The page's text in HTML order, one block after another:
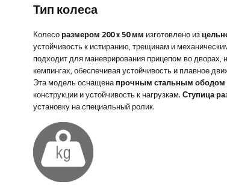
Тип колеса
Колесоразмером 200 x 50 мм изготовлено из
устойчивость к истиранию, трещинам и
подходит для маневрирования прицепом во дворах,
кемпингах, обеспечивая устойчивость и плавное
Эта модель оснащенапрочным стальным ободом
конструкции и устойчивость к нагрузкам. Ступица
установку на специальный ролик.